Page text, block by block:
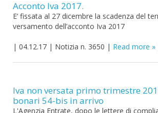
Acconto Iva 2017.
E’ fissata al 27 dicembre la scadenza del
versamento dell’acconto Iva 2017
| 04.12.17 | Notizia n. 3650 | Read more
Iva non versata primo trimestre
bonari 54-bis in arrivo
L'Agenzia Entrate, dopo le lettere di